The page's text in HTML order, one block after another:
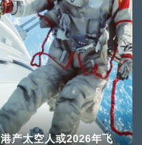
港产太空人或2026年飞